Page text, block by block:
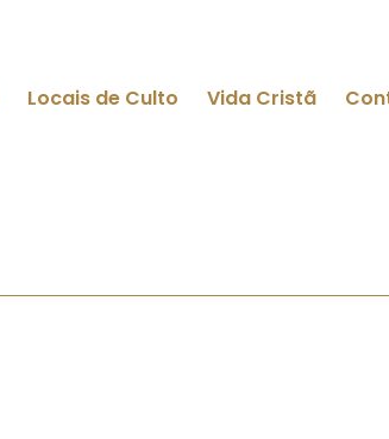
Locais de Culto Vida Cristã